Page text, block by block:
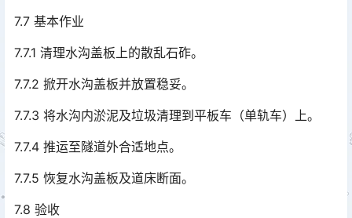
7.7 基本作业
7.7.1 清理水沟盖板上的散乱石砟。
7.7.2 掀开水沟盖板并放置稳妥。
7.7.3 将水沟内淤泥及垃圾清理到平板车（单轨车）上。
7.7.4 推运至隧道外合适地点。
7.7.5 恢复水沟盖板及道床断面。
7.8 验收